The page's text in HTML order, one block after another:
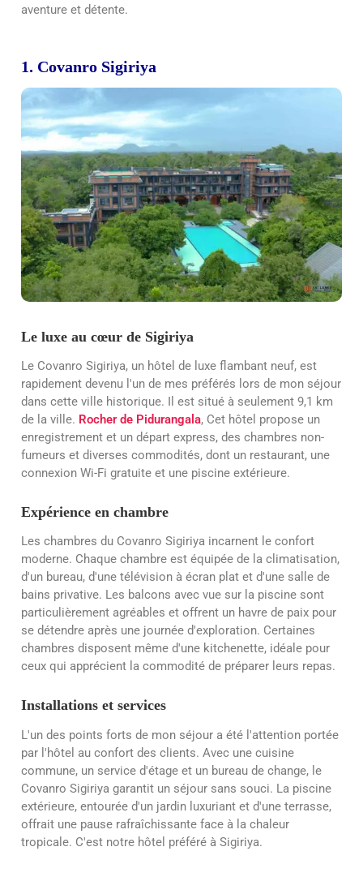
aventure et détente.
1. Covanro Sigiriya
Le luxe au cœur de Sigiriya
Le Covanro Sigiriya, un hôtel de luxe flambant neuf, est
rapidement devenu l'un de mes préférés lors de mon séjour
dans cette ville historique. Il est situé à seulement 9,1 km
de la ville. Rocher de Pidurangala, Cet hôtel propose un
enregistrement et un départ express, des chambres non-
fumeurs et diverses commodités, dont un restaurant, une
connexion Wi-Fi gratuite et une piscine extérieure.
Expérience en chambre
Les chambres du Covanro Sigiriya incarnent le confort
moderne. Chaque chambre est équipée de la climatisation,
d'un bureau, d'une télévision à écran plat et d'une salle de
bains privative. Les balcons avec vue sur la piscine sont
particulièrement agréables et offrent un havre de paix pour
se détendre après une journée d'exploration. Certaines
chambres disposent même d'une kitchenette, idéale pour
ceux qui apprécient la commodité de préparer leurs repas.
Installations et services
L'un des points forts de mon séjour a été l'attention portée
par l'hôtel au confort des clients. Avec une cuisine
commune, un service d'étage et un bureau de change, le
Covanro Sigiriya garantit un séjour sans souci. La piscine
extérieure, entourée d'un jardin luxuriant et d'une terrasse,
offrait une pause rafraîchissante face à la chaleur
tropicale. C'est notre hôtel préféré à Sigiriya.